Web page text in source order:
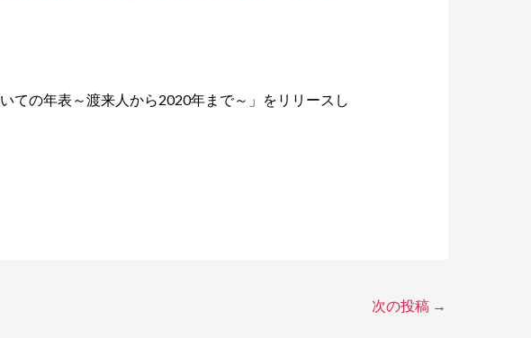
ての年表～渡来人から2020年まで～」をリリースし
次の投稿 →